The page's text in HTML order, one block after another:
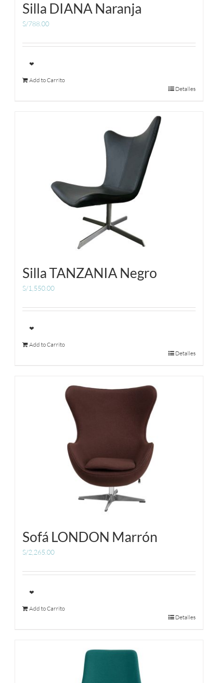
Silla DIANA Naranja
S/788.00
❤
Add to Carrito
Detalles
Silla TANZANIA Negro
S/1,550.00
❤
Add to Carrito
Detalles
Sofá LONDON Marrón
S/2,265.00
❤
Add to Carrito
Detalles